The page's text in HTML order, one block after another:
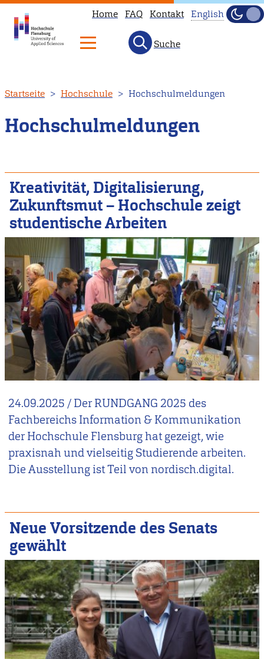
zum
Inhalt
Home FAQ Kontakt
not
our
English
page
instead.
English
Hell
Suche
Startseite Hochschule Hochschulmeldungen
Hochschulmeldungen
Kreativität, Digitalisierung,
Zukunftsmut – Hochschule zeigt
studentische Arbeiten
24.09.2025 /Der RUNDGANG 2025 des
Fachbereichs Information & Kommunikation
der Hochschule Flensburg hat gezeigt, wie
praxisnah und vielseitig Studierende arbeiten.
Die Ausstellung ist Teil von nordisch.digital.
Neue Vorsitzende des Senats
gewählt